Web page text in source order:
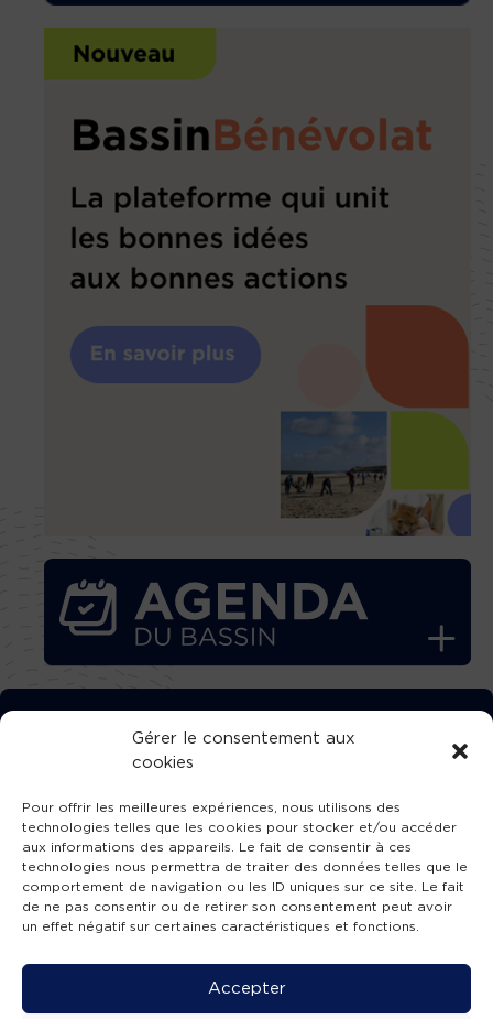
Gérer le consentement aux
cookies
Pour offrir les meilleures expériences, nous utilisons des
technologies telles que les cookies pour stocker et/ou accéder
aux informations des appareils. Le fait de consentir à ces
technologies nous permettra de traiter des données telles que le
comportement de navigation ou les ID uniques sur ce site. Le fait
de ne pas consentir ou de retirer son consentement peut avoir
un effet négatif sur certaines caractéristiques et fonctions.
Accepter
TÉLÉCHARGEZ GRATUITEMENT
L’APPLICATION TVBA !
SUIVEZ-NOUS !
Mentions légales -Accessibilité